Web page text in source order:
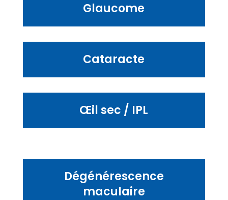
Glaucome
Cataracte
Œil sec / IPL
Dégénérescence
maculaire